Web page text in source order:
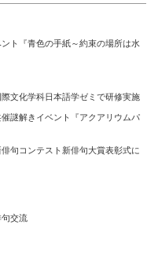
ト『青色の手紙～約束の場所は水
文化学科日本語学ゼミで研修実施
謎解きイベント『アクアリウムパ
句コンテスト新俳句大賞表彰式に
交流